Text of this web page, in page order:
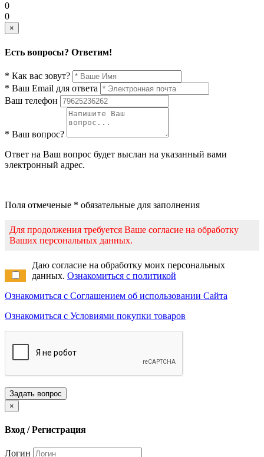
0
0
×
Есть вопросы? Ответим!
* Как вас зовут?
* Ваш Email для ответа
Ваш телефон
* Ваш вопрос?
Ответ на Ваш вопрос будет выслан на указанный вами
электронный адрес.
Поля отмеченые * обязательные для заполнения
Для продолжения требуется Ваше согласие на обработку
Ваших персональных данных.
Даю согласие на обработку моих персональных
данных. Ознакомиться с политикой
Ознакомиться с Соглашением об использовании Сайта
Ознакомиться с Условиями покупки товаров
Задать вопрос
×
Вход / Регистрация
Логин